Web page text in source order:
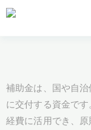
補助金は、国や自
に交付する資金で
経費に活用でき、